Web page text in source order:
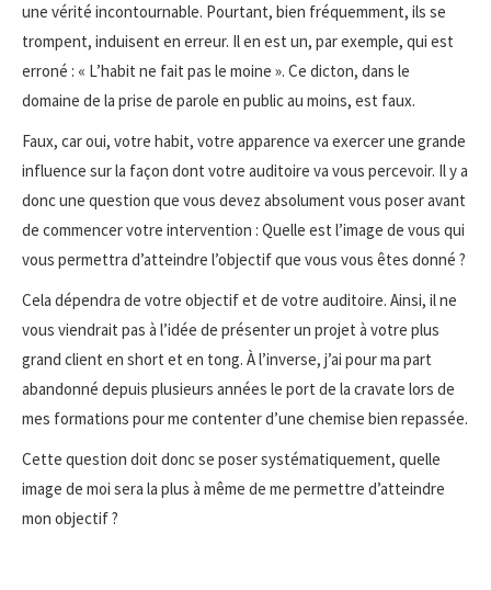
une vérité incontournable. Pourtant, bien fréquemment, ils se
trompent, induisent en erreur. Il en est un, par exemple, qui est
erroné : « L’habit ne fait pas le moine ». Ce dicton, dans le
domaine de la prise de parole en public au moins, est faux.
Faux, car oui, votre habit, votre apparence va exercer une grande
influence sur la façon dont votre auditoire va vous percevoir. Il y a
donc une question que vous devez absolument vous poser avant
de commencer votre intervention : Quelle est l’image de vous qui
vous permettra d’atteindre l’objectif que vous vous êtes donné ?
Cela dépendra de votre objectif et de votre auditoire. Ainsi, il ne
vous viendrait pas à l’idée de présenter un projet à votre plus
grand client en short et en tong. À l’inverse, j’ai pour ma part
abandonné depuis plusieurs années le port de la cravate lors de
mes formations pour me contenter d’une chemise bien repassée.
Cette question doit donc se poser systématiquement, quelle
image de moi sera la plus à même de me permettre d’atteindre
mon objectif ?